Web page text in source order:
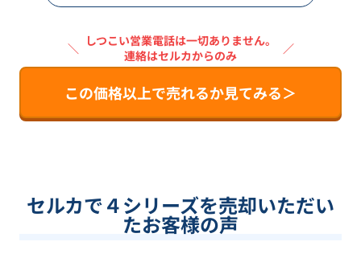
＼ しつこい営業電話は一切ありません。
連絡はセルカからのみ
／
この価格以上で売れるか見てみる＞
セルカで４シリーズを売却いただい
たお客様の声